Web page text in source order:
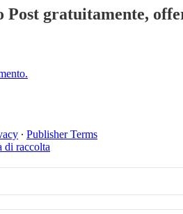
Post gratuitamente,
∙ Publisher Terms
di raccolta